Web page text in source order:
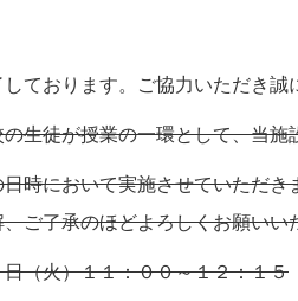
ております。ご協力いただき誠
生徒が授業の一環として、当施
時において実施させていただき
ご了承のほどよろしくお願いい
（火）１１：００～１２：１５